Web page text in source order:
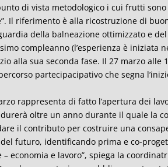
di vista metodologico i cui frutti
Il riferimento è alla ricostruzione di
della balneazione ottimizzato e
compleanno (l’esperienza è iniziata
alla sua seconda fase. Il 27 marzo alle
partecipacipativo che segna
rappresenta di fatto l’apertura dei
oltre un anno durante il quale la
il contributo per costruire una
futuro, identificando prima e co-
economia e lavoro”, spiega la